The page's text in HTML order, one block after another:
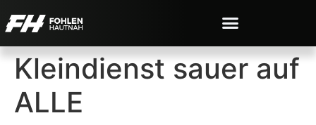
Kleindienst sauer auf
ALLE